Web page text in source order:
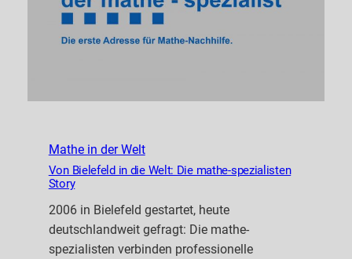
Mathe in der Welt
Von Bielefeld in die Welt: Die mathe-spezialisten
Story
2006 in Bielefeld gestartet, heute
deutschlandweit gefragt: Die mathe-
spezialisten verbinden professionelle